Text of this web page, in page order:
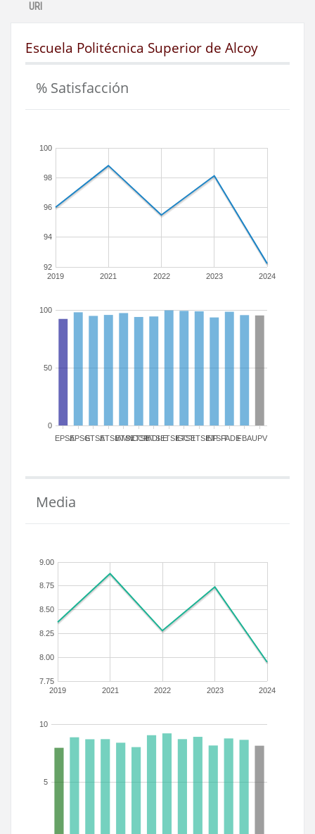
URI
Escuela Politécnica Superior de Alcoy
% Satisfacción
2019 2021 2022 2023 2024
92
94
96
98
100
EPSAEPSGETSAETSIAMN
ETSICCP
ETSIADI
ETSIEETSIGCT
ETSIIETSINFETSITFADEFBAUPV
0
50
100
Media
2019 2021 2022 2023 2024
7.75
8.00
8.25
8.50
8.75
9.00
5
10